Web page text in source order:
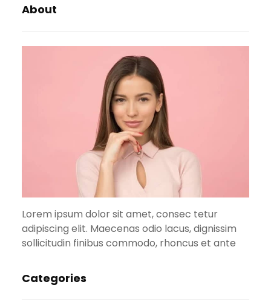
About
Lorem ipsum dolor sit amet, consec tetur
adipiscing elit. Maecenas odio lacus, dignissim
sollicitudin finibus commodo, rhoncus et ante
Categories